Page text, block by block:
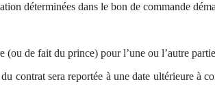
déterminées dans le bon de commande
(ou de fait du prince) pour l’une ou l’autre
contrat sera reportée à une date ultérieure à